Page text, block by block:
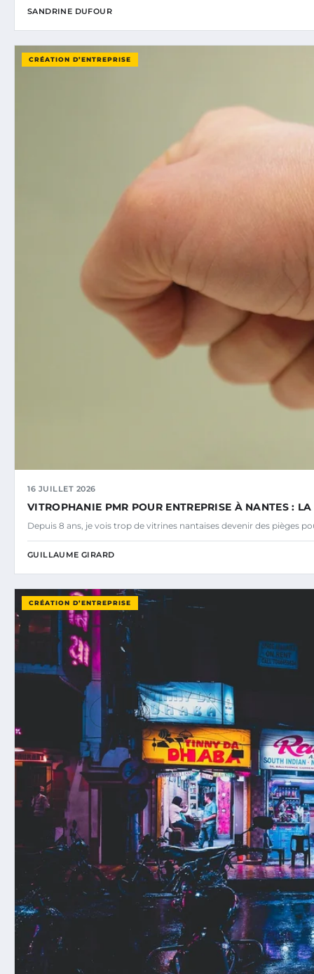
SANDRINE DUFOUR
CRÉATION D’ENTREPRISE
16 JUILLET 2026
VITROPHANIE PMR POUR ENTREPRISE À NANTES :
Depuis 8 ans, je vois trop de vitrines nantaises devenir des pièges
GUILLAUME GIRARD
CRÉATION D’ENTREPRISE